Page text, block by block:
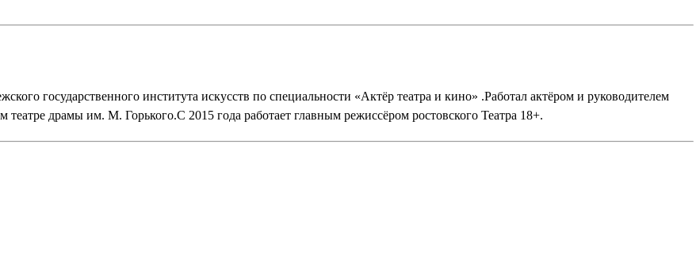
государственного института искусств по специальности «Актёр театра и кино» .Работал актёром и руководителем
театре драмы им. М. Горького.C 2015 года работает главным режиссёром ростовского Театра 18+.